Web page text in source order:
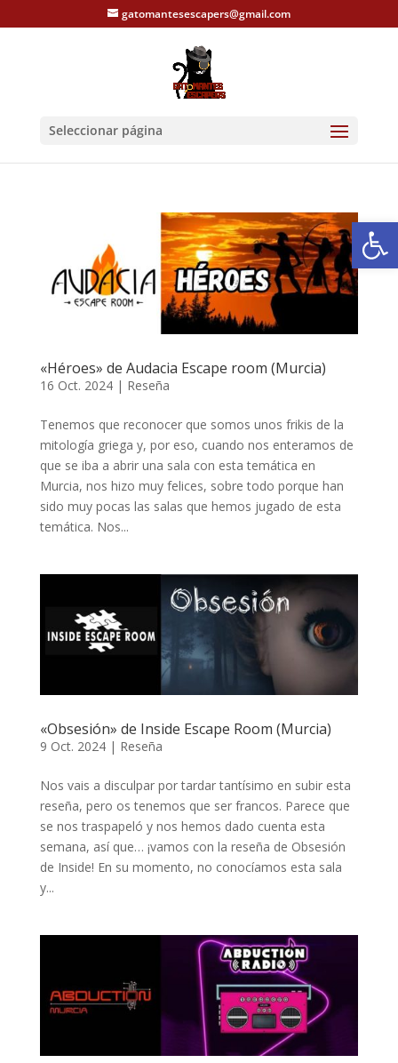
gatomantesescapers@gmail.com
Seleccionar página
«Héroes» de Audacia Escape room (Murcia)
16 Oct. 2024| Reseña
Tenemos que reconocer que somos unos frikis de la
mitología griega y, por eso, cuando nos enteramos de
que se iba a abrir una sala con esta temática en
Murcia, nos hizo muy felices, sobre todo porque han
sido muy pocas las salas que hemos jugado de esta
temática. Nos...
«Obsesión» de Inside Escape Room (Murcia)
9 Oct. 2024| Reseña
Nos vais a disculpar por tardar tantísimo en subir esta
reseña, pero os tenemos que ser francos. Parece que
se nos traspapeló y nos hemos dado cuenta esta
semana, así que… ¡vamos con la reseña de Obsesión
de Inside! En su momento, no conocíamos esta sala
y...